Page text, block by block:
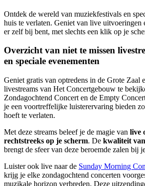
Ontdek de wereld van muziekfestivals en
huis te verlaten. Geniet van live uitvoeringen
er zelf bij bent, met slechts een klik op je
Overzicht van niet te missen
en speciale evenementen
Geniet gratis van optredens in de Grote Zaal
livestreams van Het Concertgebouw te
Zondagochtend Concert en de Empty
je een voortreffelijke luisterervaring bieden
hoeft te verlaten.
Met deze streams beleef je de magie van live
rechtstreeks op je scherm. De kwaliteit
brengt de sfeer van deze beroemde zalen bij
Luister ook live naar de Sunday Morning
krijg je elke zondagochtend concerten
muzikale horizon verbreden. Deze